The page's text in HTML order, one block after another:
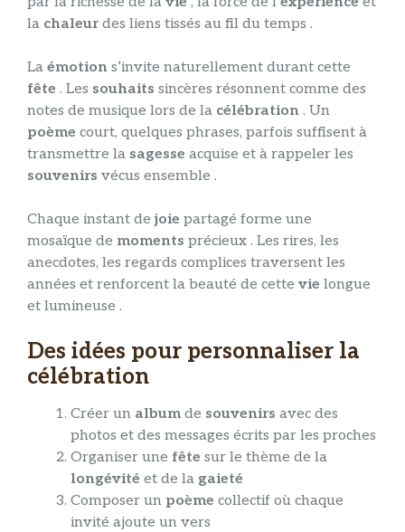
la chaleurdes liens tissés au fil du temps .
La émotion s’invite naturellement durant cette
fête . Les souhaits sincères résonnent comme des
notes de musique lors de la célébration . Un
poème court, quelques phrases, parfois suffisent à
transmettre la sagesse acquise et à rappeler les
souvenirs vécus ensemble .
Chaque instant de joie partagé forme une
mosaïque de moments précieux . Les rires, les
anecdotes, les regards complices traversent les
années et renforcent la beauté de cette vie longue
et lumineuse .
Des idées pour personnaliser la
célébration
Créer un albumde souvenirs avec des
photos et des messages écrits par les proches
Organiser une fête sur le thème de la
longévité et de la gaieté
Composer un poème collectif où chaque
invité ajoute un vers